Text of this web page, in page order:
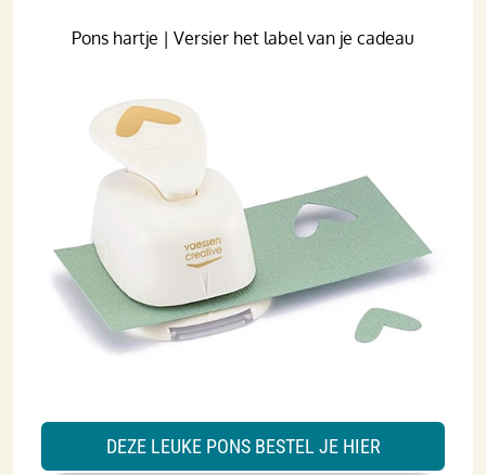
Pons hartje | Versier het label van je cadeau
DEZE LEUKE PONS BESTEL JE HIER